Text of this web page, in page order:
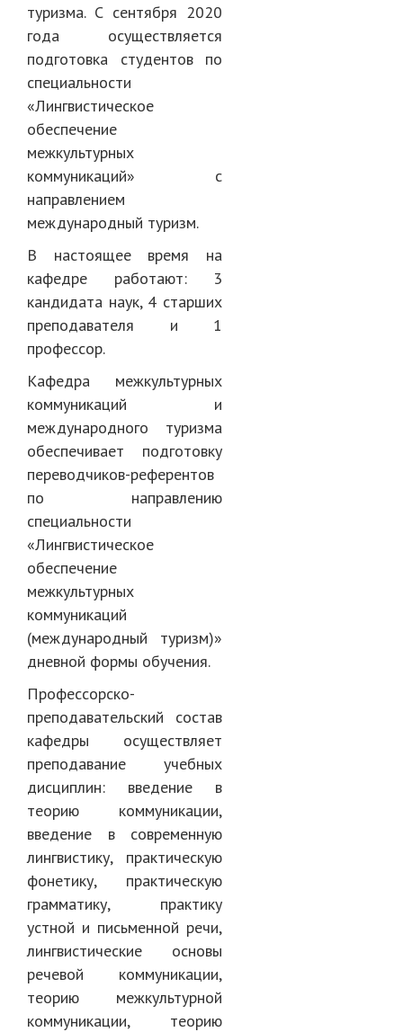
туризма. С сентября 2020
года осуществляется
подготовка студентов по
специальности
«Лингвистическое
обеспечение
межкультурных
коммуникаций» с
направлением
международный туризм.
В настоящее время на
кафедре работают: 3
кандидата наук, 4 старших
преподавателя и 1
профессор.
Кафедра межкультурных
коммуникаций и
международного туризма
обеспечивает подготовку
переводчиков-референтов
по направлению
специальности
«Лингвистическое
обеспечение
межкультурных
коммуникаций
(международный туризм)»
дневной формы обучения.
Профессорско-
преподавательский состав
кафедры осуществляет
преподавание учебных
дисциплин: введение в
теорию коммуникации,
введение в современную
лингвистику, практическую
фонетику, практическую
грамматику, практику
устной и письменной речи,
лингвистические основы
речевой коммуникации,
теорию межкультурной
коммуникации, теорию